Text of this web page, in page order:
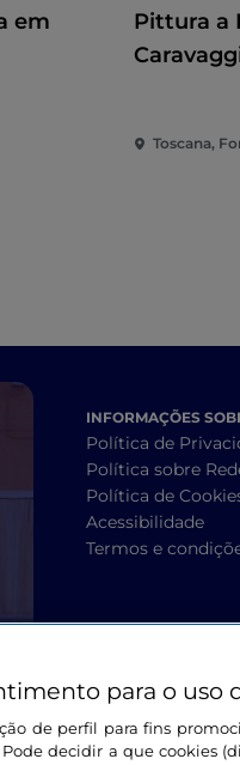
em
Pittura a
Toscana,
INFORMAÇÕES
Política de
Política sobre
Política de
Acessibilidade
Termos e
para o uso
de perfil para fins
decidir a que cookies